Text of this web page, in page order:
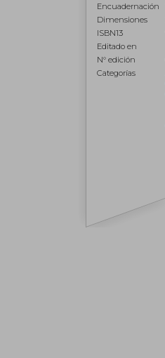
Encuadernación
Dimensiones
ISBN13
Editado en
N° edición
Categorías